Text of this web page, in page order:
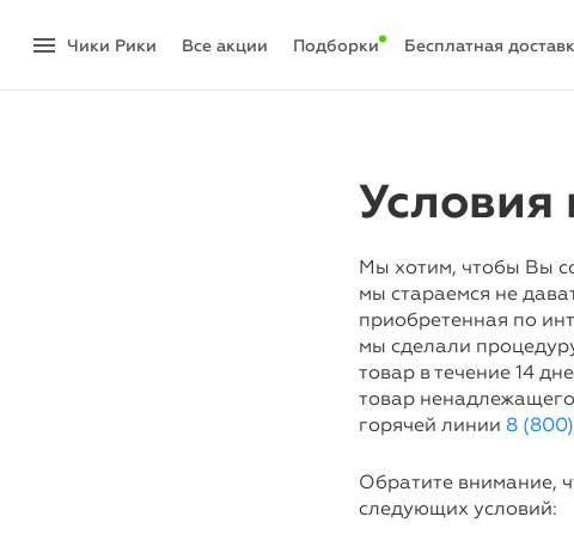
menu Чики Рики акции Подборки Бесплатная
Условия
Мы хотим, чтобы Вы
мы стараемся не
приобретенная по
мы сделали
товар в течение 14
товар
горячей линии 8
Обратите внимание,
следующих условий: